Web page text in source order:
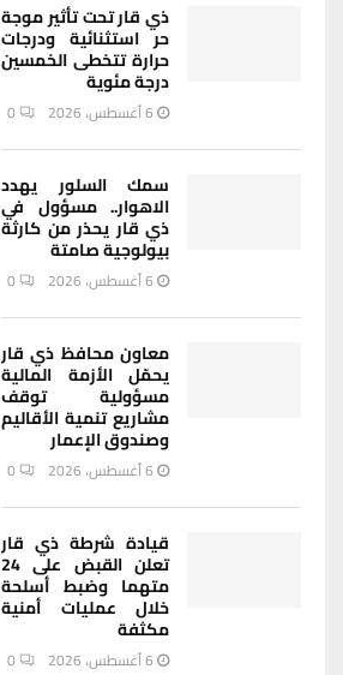
ذي قار تحت تأثير موجة
حر استثنائية ودرجات
حرارة تتخطى الخمسين
درجة مئوية
6 أغسطس، 2026 0
سمك السلور يهدد
الاهوار.. مسؤول في
ذي قار يحذر من كارثة
بيولوجية صامتة
6 أغسطس، 2026 0
معاون محافظ ذي قار
يحمّل الأزمة المالية
مسؤولية توقف
مشاريع تنمية الأقاليم
وصندوق الإعمار
6 أغسطس، 2026 0
قيادة شرطة ذي قار
تعلن القبض على 24
متهما وضبط أسلحة
خلال عمليات أمنية
مكثفة
6 أغسطس، 2026 0